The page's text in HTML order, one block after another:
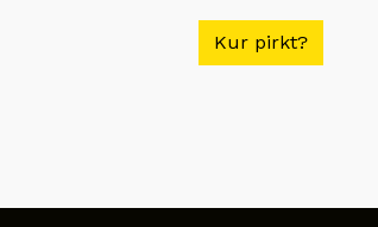
Kur pirkt?